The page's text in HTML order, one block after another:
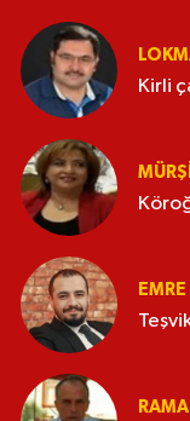
Kirli